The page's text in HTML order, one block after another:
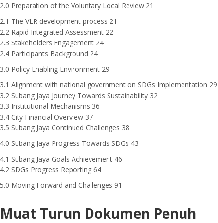
2.0 Preparation of the Voluntary Local Review 21
2.1 The VLR development process 21
2.2 Rapid Integrated Assessment 22
2.3 Stakeholders Engagement 24
2.4 Participants Background 24
3.0 Policy Enabling Environment 29
3.1 Alignment with national government on SDGs Implementation 29
3.2 Subang Jaya Journey Towards Sustainability 32
3.3 Institutional Mechanisms 36
3.4 City Financial Overview 37
3.5 Subang Jaya Continued Challenges 38
4.0 Subang Jaya Progress Towards SDGs 43
4.1 Subang Jaya Goals Achievement 46
4.2 SDGs Progress Reporting 64
5.0 Moving Forward and Challenges 91
Muat Turun Dokumen Penuh